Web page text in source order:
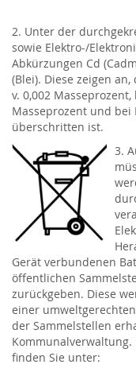
2. Unter der
sowie Elektro-/
Abkürzungen Cd
(Blei). Diese zeigen
v. 0,002
Masseprozent und bei
überschritten ist.
3.
Gerät verbundenen
öffentlichen
zurückgeben. Diese
einer
der Sammelstellen
finden Sie unter: